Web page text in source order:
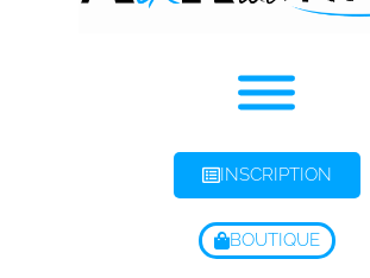
INSCRIPTION
BOUTIQUE